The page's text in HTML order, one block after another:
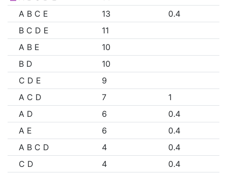
A B C E
13
0.4
B C D E
11
A B E
10
B D
10
C D E
9
A C D
7
1
A D
6
0.4
A E
6
0.4
A B C D
4
0.4
C D
4
0.4